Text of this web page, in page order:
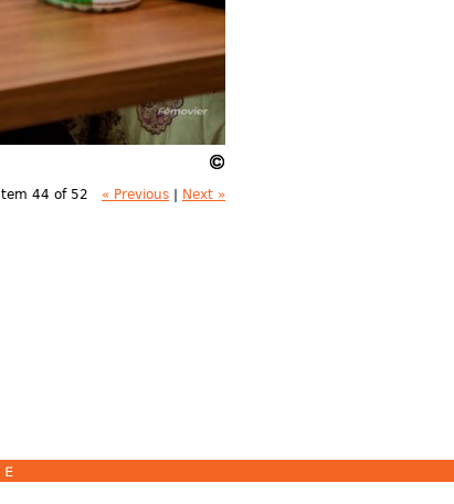
Item 44 of 52 « Previous Next »